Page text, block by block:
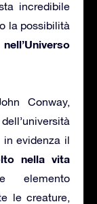
incredibile
la possibilità
Conway,
in evidenza il
nella vita
elemento
le creature,